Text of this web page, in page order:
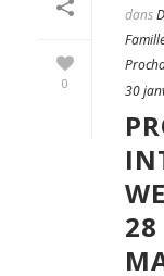
0
dans
30
28